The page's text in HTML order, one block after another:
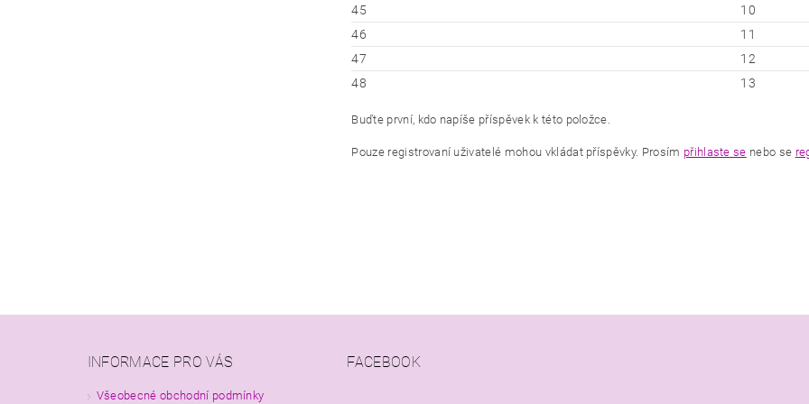
45
10
46
11
47
12
48
13
Buďte první, kdo napíše příspěvek k této položce.
Pouze registrovaní uživatelé mohou vkládat příspěvky. Prosím přihlaste se nebo se
INFORMACE PRO VÁS
Všeobecné obchodní podmínky
FACEBOOK